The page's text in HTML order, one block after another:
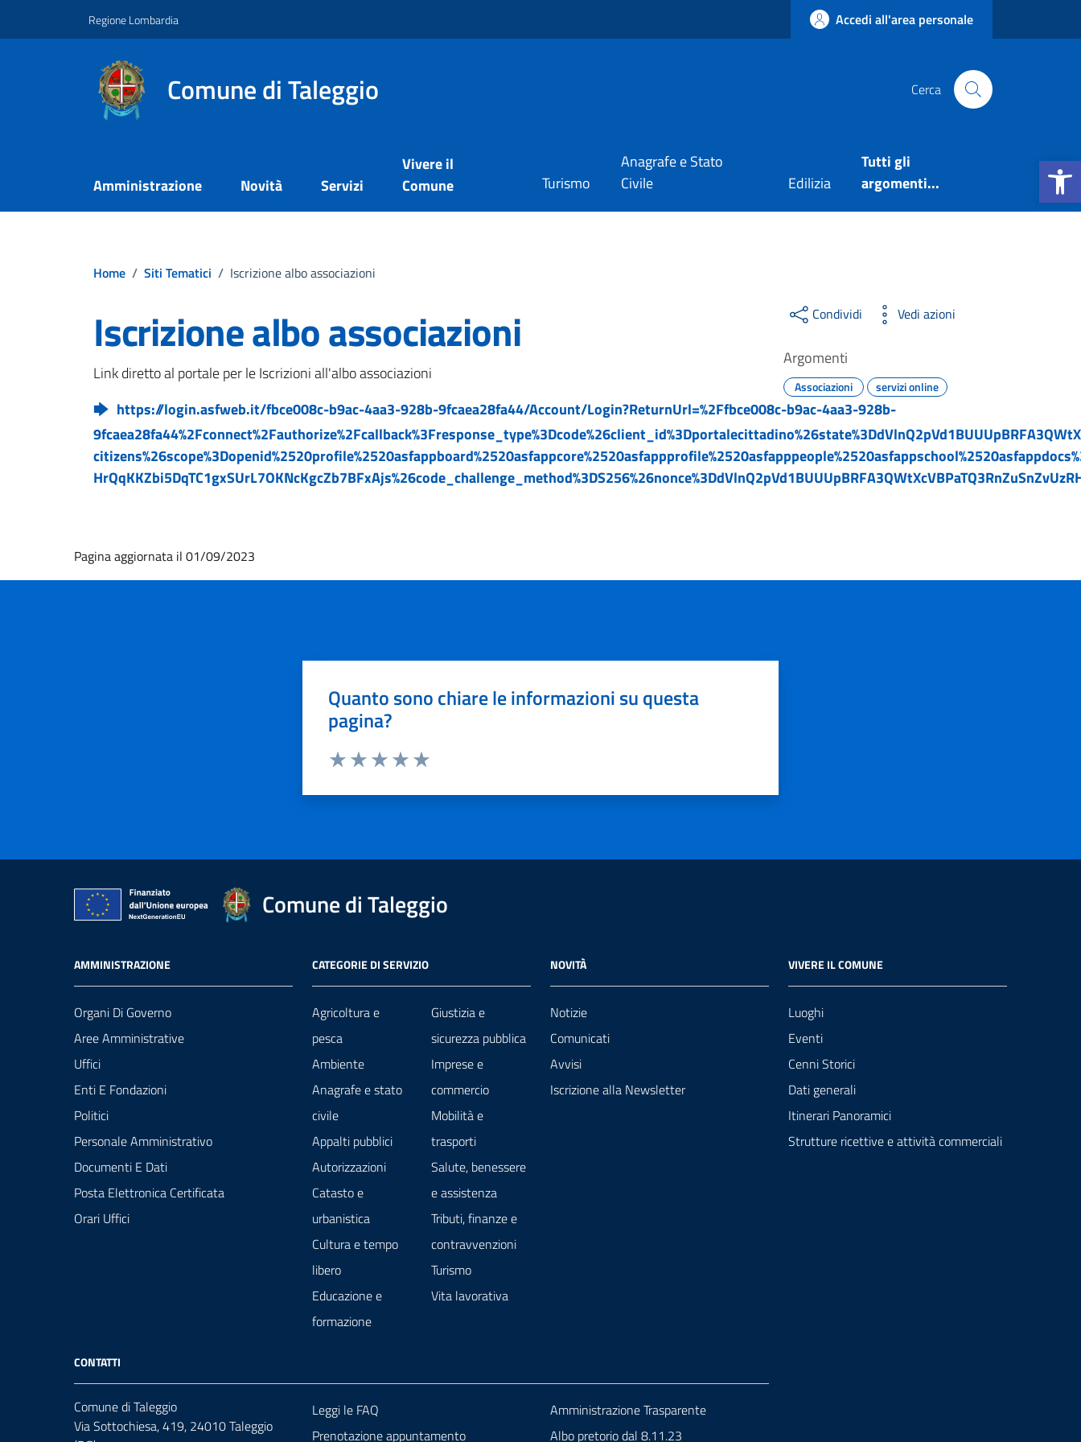
Apri la
Regione Lombardia Accedi all'area personale
Comune di Taleggio Cerca
Amministrazione Novità Servizi
Vivere il
Comune
Turismo
Anagrafe e Stato
Civile
Edilizia
Tutti gli
argomenti...
Home / Siti Tematici / Iscrizione albo associazioni
Iscrizione albo associazioni
Link diretto al portale per le Iscrizioni all'albo associazioni
https://login.asfweb.it/fbce008c-b9ac-4aa3-928b-9fcaea28fa44/Account/Login?ReturnUrl=%2Ffbce008c-b9ac-4aa3-928b-
Condividi Vedi azioni
Argomenti
Associazioni servizi online
Pagina aggiornata il 01/09/2023
Quanto sono chiare le informazioni su questa
pagina?
Comune di Taleggio
AMMINISTRAZIONE
Organi Di Governo
Aree Amministrative
Uffici
Enti E Fondazioni
Politici
Personale Amministrativo
Documenti E Dati
Posta Elettronica Certificata
Orari Uffici
CATEGORIE DI SERVIZIO
Agricoltura e
pesca
Ambiente
Anagrafe e stato
civile
Appalti pubblici
Autorizzazioni
Catasto e
urbanistica
Cultura e tempo
libero
Educazione e
formazione
Giustizia e
sicurezza pubblica
Imprese e
commercio
Mobilità e
trasporti
Salute, benessere
e assistenza
Tributi, finanze e
contravvenzioni
Turismo
Vita lavorativa
NOVITÀ
Notizie
Comunicati
Avvisi
Iscrizione alla Newsletter
VIVERE IL COMUNE
Luoghi
Eventi
Cenni Storici
Dati generali
Itinerari Panoramici
Strutture ricettive e attività commerciali
CONTATTI
Comune di Taleggio
Via Sottochiesa, 419, 24010 Taleggio
Leggi le FAQ
Prenotazione appuntamento
Amministrazione Trasparente
Albo pretorio dal 8.11.23